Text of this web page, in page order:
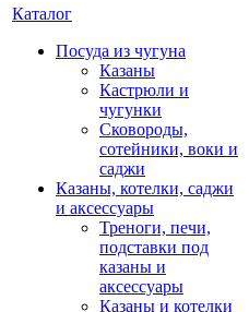
Каталог
Посуда из чугуна
Казаны
Кастрюли и
чугунки
Сковороды,
сотейники, воки и
саджи
Казаны, котелки, саджи
и аксессуары
Треноги, печи,
подставки под
казаны и
аксессуары
Казаны и котелки